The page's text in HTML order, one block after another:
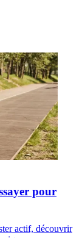
pour
actif, découvrir